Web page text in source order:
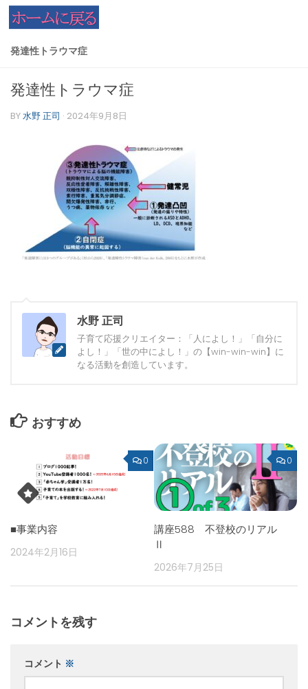
コンテンツへスキップ
発達性トラウマ症
発達性トラウマ症
BY水野 正司 · 2024年9月8日
水野 正司
子育て応援クリエイター：「人によし！」「自分に
よし！」「世の中によし！」の【win-win-win】に
なる活動を創造しています。
おすすめ
0
■事業内容
2024年2月16日
0
講座588 不登校のリアル
Ⅱ
2026年7月25日
コメントを残す
コメント ※